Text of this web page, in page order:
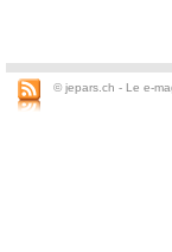
© jepars.ch - Le e-